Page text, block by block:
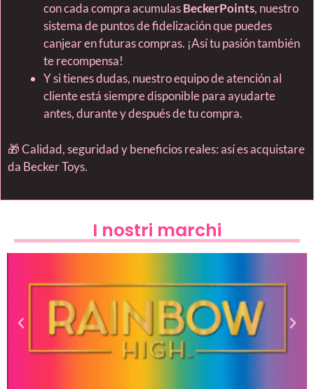
con cada compra acumulasBeckerPoints, nuestro
sistema de puntos de fidelización que puedes
canjear en futuras compras. ¡Así tu pasión también
te recompensa!
Y si tienes dudas, nuestro equipo de atención al
cliente está siempre disponible para ayudarte
antes, durante y después de tu compra.
🎁 Calidad, seguridad y beneficios reales: así es acquistare
da Becker Toys.
I nostri marchi